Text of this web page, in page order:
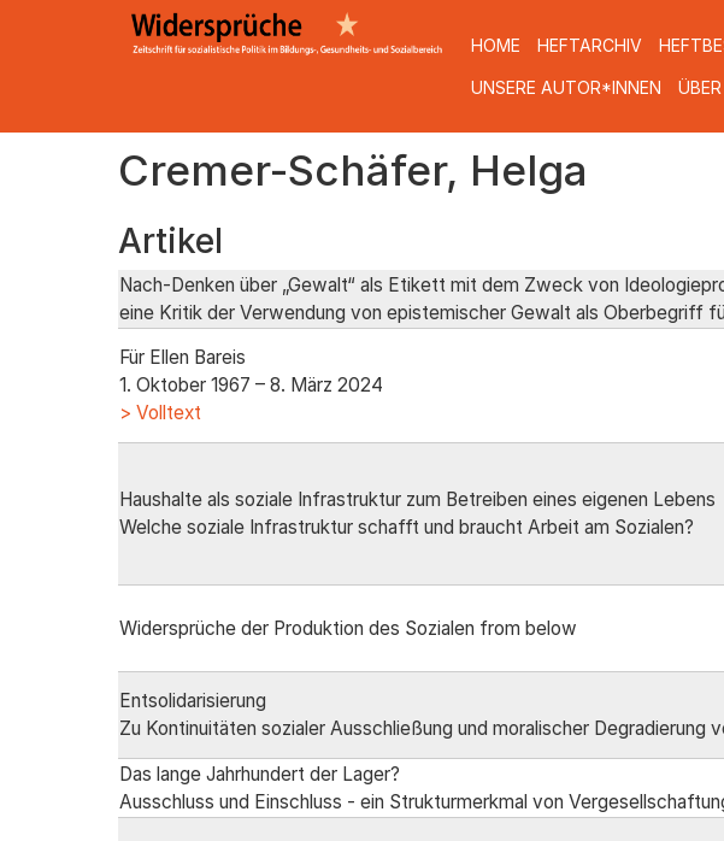
HOME HEFTARCHIV
UNSERE AUTOR*INNEN
Cremer-Schäfer, Helga
Artikel
Nach-Denken über „Gewalt“ als Etikett mit dem Zweck von
eine Kritik der Verwendung von epistemischer Gewalt als Oberbegriff
Für Ellen Bareis
1. Oktober 1967 – 8. März 2024
> Volltext
Haushalte als soziale Infrastruktur zum Betreiben eines eigenen Lebens
Welche soziale Infrastruktur schafft und braucht Arbeit am Sozialen?
Widersprüche der Produktion des Sozialen from below
Entsolidarisierung
Zu Kontinuitäten sozialer Ausschließung und moralischer Degradierung
Das lange Jahrhundert der Lager?
Ausschluss und Einschluss - ein Strukturmerkmal von